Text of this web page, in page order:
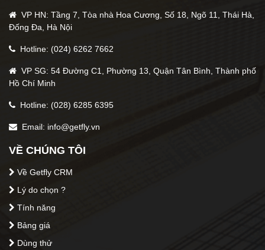
Tags
Thông tin tác giả
VP HN: Tầng 7, Tòa nhà Hoa Cương, Số 18, Ngõ 11, Thái Hà,
Đống Đa, Hà Nội
Hotline: (024) 6262 7662
VP SG: 54 Đường C1, Phường 13, Quận Tân Bình, Thành phố
Hồ Chí Minh
Hotline: (028) 6285 6395
Email: info@getfly.vn
VỀ CHÚNG TÔI
Về Getfly CRM
Lý do chọn ?
Tính năng
Bảng giá
Dùng thử